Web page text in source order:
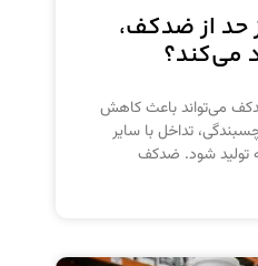
حد از ضدکف،
می‌کند؟
می‌تواند باعث کاهش
تداخل با سایر
تولید شود. ضدکف